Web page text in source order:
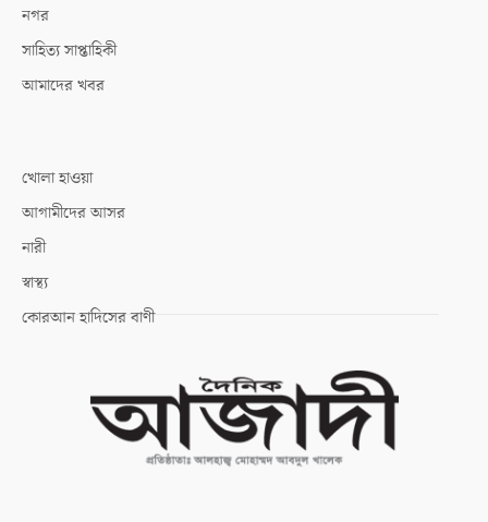
নগর
সাহিত্য সাপ্তাহিকী
আমাদের খবর
খোলা হাওয়া
আগামীদের আসর
নারী
স্বাস্থ্য
কোরআন হাদিসের বাণী